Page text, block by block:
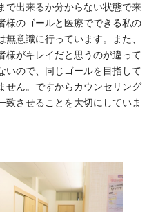
で出来るか分からない状態で来
様のゴールと医療でできる私の
意識に行っています。また、
様がキレイだと思うのが違って
いので、同じゴールを目指して
せん。ですからカウンセリング
致させることを大切にしていま